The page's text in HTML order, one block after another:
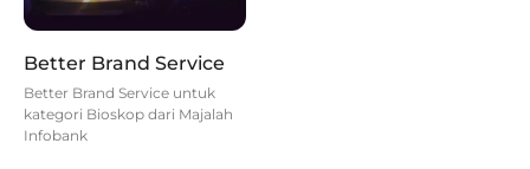
Better Brand Service
Better Brand Service untuk
kategori Bioskop dari Majalah
Infobank